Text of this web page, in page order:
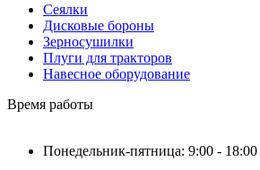
Сеялки
Дисковые бороны
Зерносушилки
Плуги для тракторов
Навесное оборудование
Время работы
Понедельник-пятница: 9:00 - 18:00